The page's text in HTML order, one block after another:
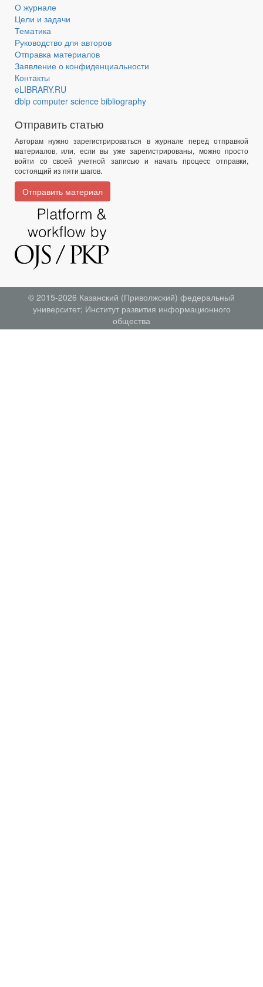
О журнале
Цели и задачи
Тематика
Руководство для авторов
Отправка материалов
Заявление о конфиденциальности
Контакты
eLIBRARY.RU
dblp computer science bibliography
Отправить статью
Авторам нужно зарегистрироваться в журнале перед отправкой
материалов, или, если вы уже зарегистрированы, можно просто
войти со своей учетной записью и начать процесс отправки,
состоящий из пяти шагов.
Отправить материал
© 2015-2026 Казанский (Приволжский) федеральный
университет; Институт развития информационного
общества